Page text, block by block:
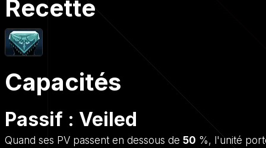
Recette
Capacités
Passif : Veiled
Quand ses PV passent en dessous de 50 %, l'unité